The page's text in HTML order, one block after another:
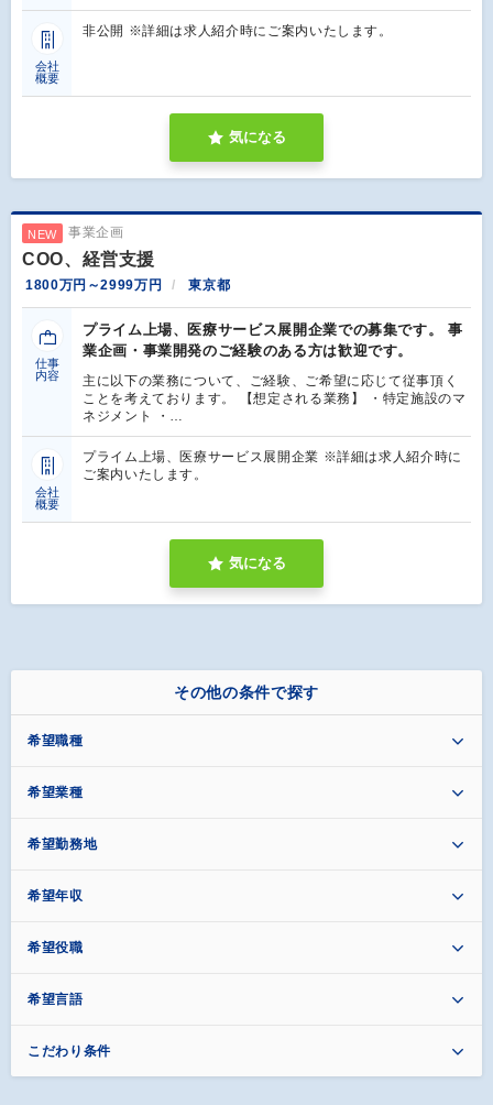
会社
概要
非公開 ※詳細は求人紹介時にご案内いたします。
気になる
NEW 事業企画
COO、経営支援
1800万円～2999万円 東京都
仕事
内容
プライム上場、医療サービス展開企業での募集です。 事
業企画・事業開発のご経験のある方は歓迎です。
主に以下の業務について、ご経験、ご希望に応じて従事頂く
ことを考えております。 【想定される業務】 ・特定施設のマ
ネジメント ・…
会社
概要
プライム上場、医療サービス展開企業 ※詳細は求人紹介時に
ご案内いたします。
気になる
その他の条件で探す
希望職種
希望業種
希望勤務地
希望年収
希望役職
希望言語
こだわり条件